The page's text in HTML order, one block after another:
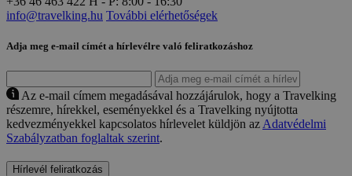
info@travelking.hu További elérhetőségek
Adja meg e-mail címét a hírlevélre való feliratkozáshoz
Az e-mail címem megadásával hozzájárulok, hogy a Travelking
részemre, hírekkel, eseményekkel és a Travelking nyújtotta
kedvezményekkel kapcsolatos hírlevelet küldjön az Adatvédelmi
Szabályzatban foglaltak szerint.
Hírlevél feliratkozás